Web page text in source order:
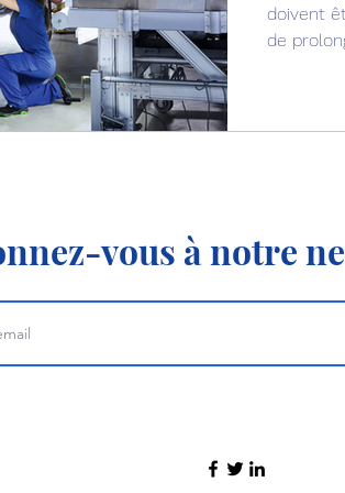
doivent
de
vous à notre